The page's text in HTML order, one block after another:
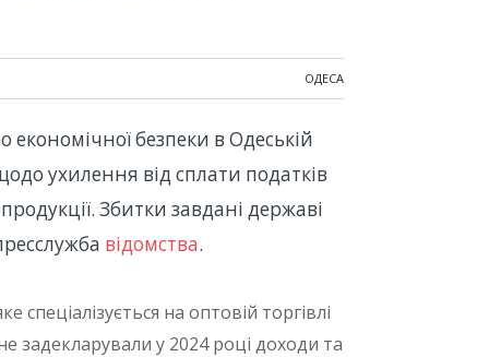
ОДЕСА
безпеки в Одеській
ухилення від сплати податків
Збитки завдані державі
відомства.
на оптовій торгівлі
задекларували у 2024 році доходи та